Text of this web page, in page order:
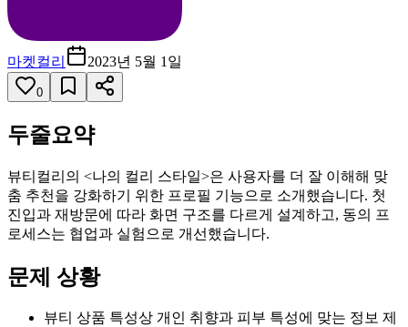
마켓컬리 2023년 5월 1일
0
두줄요약
뷰티컬리의 <나의 컬리 스타일>은 사용자를 더 잘 이해해 맞
춤 추천을 강화하기 위한 프로필 기능으로 소개했습니다. 첫
진입과 재방문에 따라 화면 구조를 다르게 설계하고, 동의 프
로세스는 협업과 실험으로 개선했습니다.
문제 상황
뷰티 상품 특성상 개인 취향과 피부 특성에 맞는 정보 제